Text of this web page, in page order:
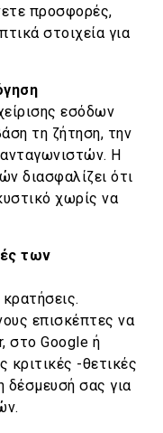
προσφορές,
στοιχεία για
εσόδων
τη ζήτηση, την
Η
διασφαλίζει ότι
χωρίς να
των
επισκέπτες να
στο Google ή
κριτικές -θετικές
δέσμευσή σας για